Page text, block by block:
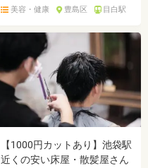
美容・健康
豊島区 目白駅
【1000円カットあり】池袋駅
近くの安い床屋・散髪屋さん